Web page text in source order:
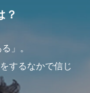
？
」。
するなかで信じ